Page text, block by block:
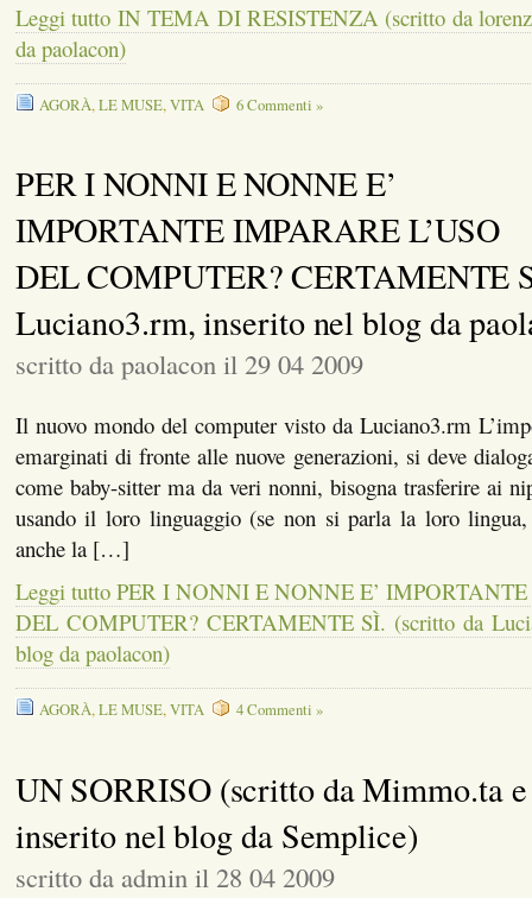
Leggi tutto IN TEMA DI RESISTENZA (scritto da
da paolacon)
AGORÀ,LE MUSE,VITA 6 Commenti »
PER I NONNI E NONNE E’
IMPORTANTE IMPARARE L’USO
DEL COMPUTER? CERTAMENTE
Luciano3.rm, inserito nel blog da
scritto da paolacon il 29 04 2009
Il nuovo mondo del computer visto da Luciano3.rm
emarginati di fronte alle nuove generazioni, si deve
come baby-sitter ma da veri nonni, bisogna trasferire ai
usando il loro linguaggio (se non si parla la loro
anche la […]
Leggi tutto PER I NONNI E NONNE E’
DEL COMPUTER? CERTAMENTE SÌ. (scritto da
blog da paolacon)
AGORÀ,LE MUSE,VITA 4 Commenti »
UN SORRISO (scritto da Mimmo.ta e
inserito nel blog da Semplice)
scritto da admin il 28 04 2009